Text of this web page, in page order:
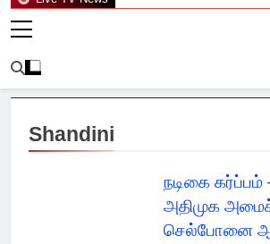
Shandini
நடிகை
அதிமுக
செல்போனை